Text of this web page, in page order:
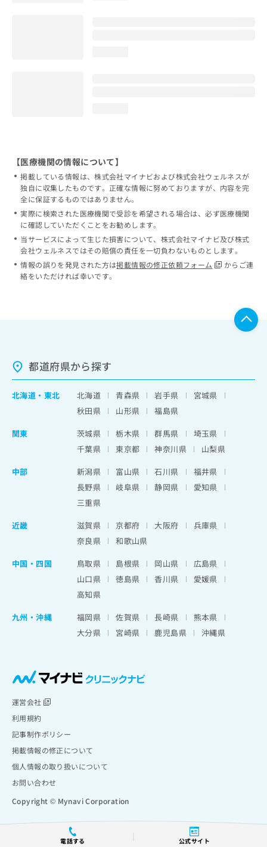
電話する 公式サイト
【医療機関の情報について】
掲載している情報は、株式会社マイナビおよび株式会社ウェルネスが
独自に収集したものです。正確な情報に努めておりますが、内容を完
全に保証するものではありません。
実際に検索された医療機関で受診を希望される場合は、必ず医療機関
に確認していただくことをお勧めします。
当サービスによって生じた損害について、株式会社マイナビ及び株式
会社ウェルネスではその賠償の責任を一切負わないものとします。
情報の誤りを発見された方は掲載情報の修正依頼フォーム
からご連
絡をいただければ幸いです。
都道府県から探す
北海道 ・ 東北 北海道 青森県 岩手県
宮城県
秋田県
山形県
福島県
関東
茨城県 栃木県 群馬県
埼玉県
千葉県
東京都 神奈川県
山梨県
中部
新潟県 富山県 石川県
福井県
長野県
岐阜県 静岡県
愛知県
三重県
近畿
滋賀県 京都府 大阪府
兵庫県
奈良県
和歌山県
中国・四国
鳥取県 島根県 岡山県
広島県
山口県
徳島県 香川県
愛媛県
高知県
九州・沖縄
福岡県 佐賀県 長崎県
熊本県
大分県
宮崎県 鹿児島県 沖縄県
運営会社
利用規約
記事制作ポリシー
掲載情報の修正について
個人情報の取り扱いについて
お問い合わせ
Copyright © Mynavi Corporation